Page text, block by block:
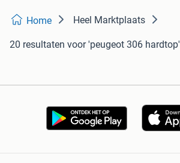
Home Heel Marktplaats
20 resultaten voor 'peugeot 306 hardtop'